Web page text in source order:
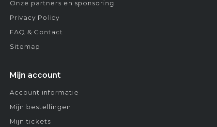
Onze partners en sponsoring
Privacy Policy
FAQ & Contact
Sitemap
Mijn account
Account informatie
Mijn bestellingen
Mijn tickets